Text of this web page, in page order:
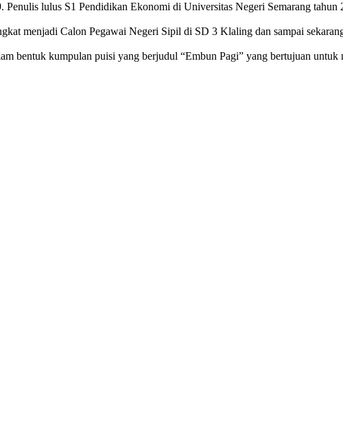
lulus S1 Pendidikan Ekonomi di Universitas Negeri Semarang tahun
menjadi Calon Pegawai Negeri Sipil di SD 3 Klaling dan sampai
bentuk kumpulan puisi yang berjudul “Embun Pagi” yang bertujuan untuk